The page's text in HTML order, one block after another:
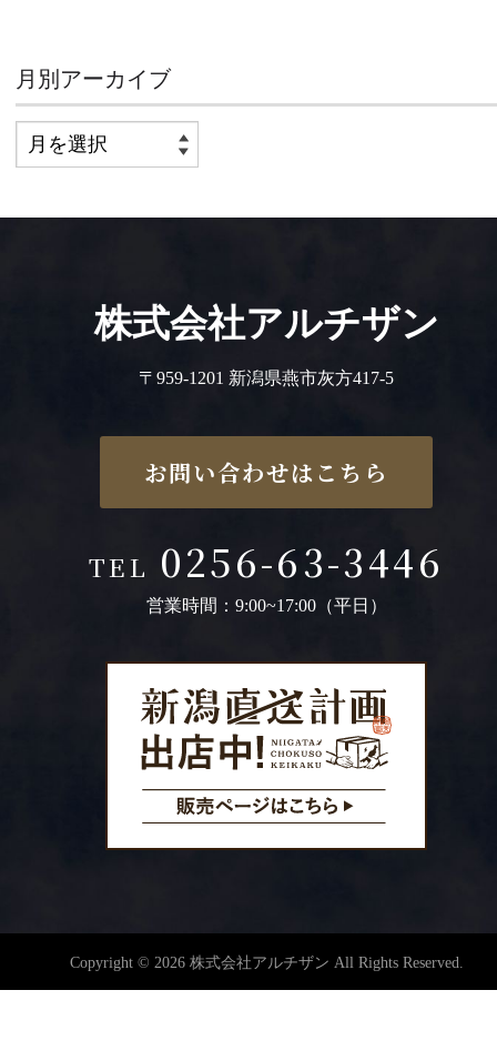
月別アーカイブ
株式会社アルチザン
〒959-1201 新潟県燕市灰方417-5
お問い合わせはこちら
TEL 0256-63-3446
営業時間：9:00~17:00（平日）
Copyright © 2026 株式会社アルチザン All Rights Reserved.